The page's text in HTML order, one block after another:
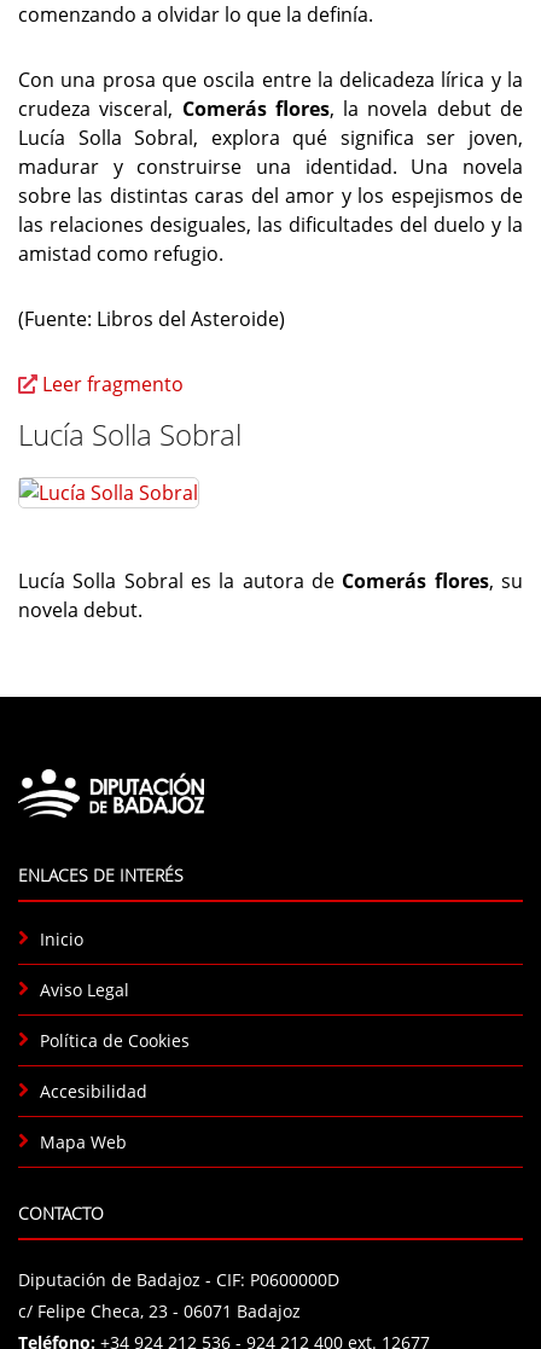
comenzando a olvidar lo que la definía.
Con una prosa que oscila entre la delicadeza lírica y la
crudeza visceral, Comerás flores, la novela debut de
Lucía Solla Sobral, explora qué significa ser joven,
madurar y construirse una identidad. Una novela
sobre las distintas caras del amor y los espejismos de
las relaciones desiguales, las dificultades del duelo y la
amistad como refugio.
(Fuente: Libros del Asteroide)
Leer fragmento
Lucía Solla Sobral
Lucía Solla Sobral es la autora de Comerás flores, su
novela debut.
ENLACES DE INTERÉS
Inicio
Aviso Legal
Política de Cookies
Accesibilidad
Mapa Web
CONTACTO
Diputación de Badajoz - CIF: P0600000D
c/ Felipe Checa, 23 - 06071 Badajoz
Teléfono: +34 924 212 536 - 924 212 400 ext. 12677